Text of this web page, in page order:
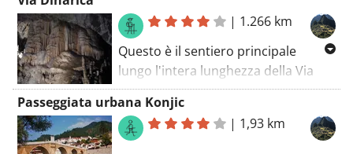
| 1.266 km
Questo è il sentiero principale
lungo l'intera lunghezza della Via
Dinarica che segue il corso naturale
delle cime più alte delle Alpi
Dinariche. Il Sentiero Bianco include
Passeggiata urbana Konjic
| 1,93 km